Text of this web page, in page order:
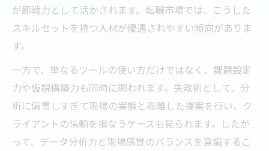
が即戦力として活かされます。転職市場では、こうした
スキルセットを持つ人材が優遇されやすい傾向がありま
す。
一方で、単なるツールの使い方だけではなく、課題設定
力や仮説構築力も同時に問われます。失敗例として、分
析に偏重しすぎて現場の実態と乖離した提案を行い、ク
ライアントの信頼を損なうケースも見られます。したが
って、データ分析力と現場感覚のバランスを意識するこ